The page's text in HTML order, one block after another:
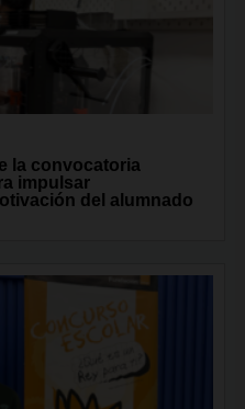
la convocatoria
impulsar
del alumnado